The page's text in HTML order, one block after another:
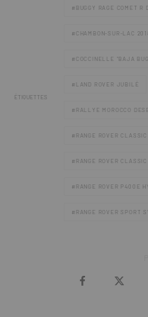
ÉTIQUETTES
BUGGY RAGE COMET
CHAMBON-SUR-LAC
COCCINELLE “BAJA
LAND ROVER JUBILÉ
RALLYE MOROCCO
RANGE ROVER CLASSIC
RANGE ROVER
RANGE ROVER P400E
RANGE ROVER SPORT